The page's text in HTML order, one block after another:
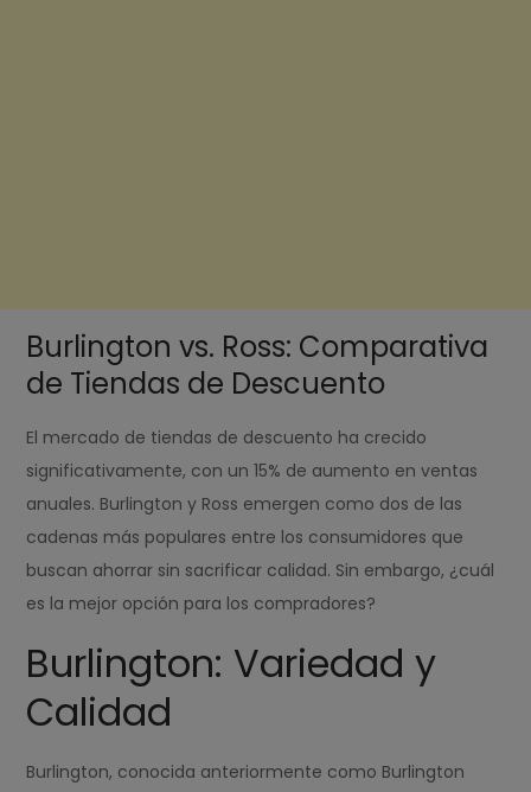
Burlington vs. Ross: Comparativa
de Tiendas de Descuento
El mercado de tiendas de descuento ha crecido
significativamente, con un 15% de aumento en ventas
anuales. Burlington y Ross emergen como dos de las
cadenas más populares entre los consumidores que
buscan ahorrar sin sacrificar calidad. Sin embargo, ¿cuál
es la mejor opción para los compradores?
Burlington: Variedad y
Calidad
Burlington, conocida anteriormente como Burlington